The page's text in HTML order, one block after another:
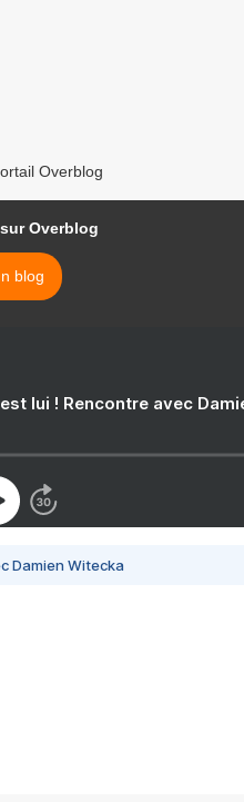
Overblog
Overblog
blog
lui ! Rencontre avec
Damien Witecka